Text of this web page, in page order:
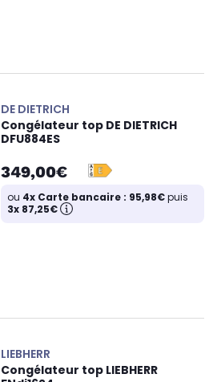
DE DIETRICH
Congélateur top DE DIETRICH
DFU884ES
349,00€
ou 4x Carte bancaire : 95,98€puis
3x 87,25€
LIEBHERR
Congélateur top LIEBHERR